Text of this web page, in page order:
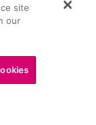
localidades)
site
our